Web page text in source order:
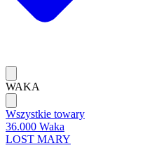
WAKA
Wszystkie towary
36.000 Waka
LOST MARY